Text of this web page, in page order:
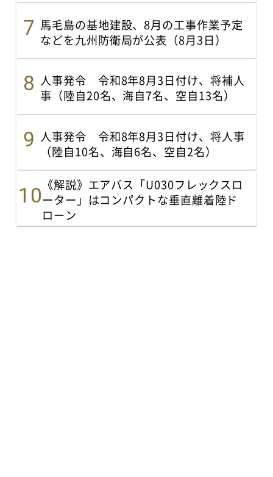
馬毛島の基地建設、8月の工事作業予定
などを九州防衛局が公表（8月3日）
人事発令 令和8年8月3日付け、将補人
事（陸自20名、海自7名、空自13名）
人事発令 令和8年8月3日付け、将人事
（陸自10名、海自6名、空自2名）
《解説》エアバス「U030フレックスロ
ーター」はコンパクトな垂直離着陸ド
ローン